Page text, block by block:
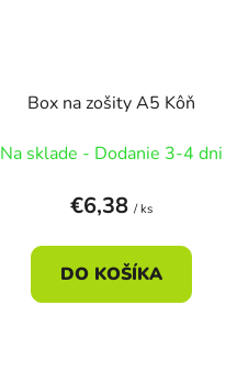
Box na zošity A5 Kôň
Na sklade - Dodanie 3-4 dni
€6,38 / ks
DO KOŠÍKA